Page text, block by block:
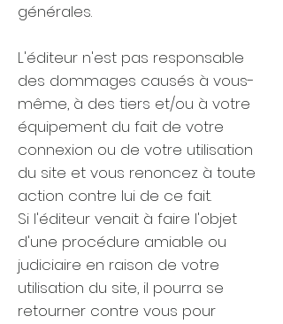
générales.
L'éditeur n'est pas responsable
des dommages causés à vous-
même, à des tiers et/ou à votre
équipement du fait de votre
connexion ou de votre utilisation
du site et vous renoncez à toute
action contre lui de ce fait.
Si l'éditeur venait à faire l'objet
d'une procédure amiable ou
judiciaire en raison de votre
utilisation du site, il pourra se
retourner contre vous pour